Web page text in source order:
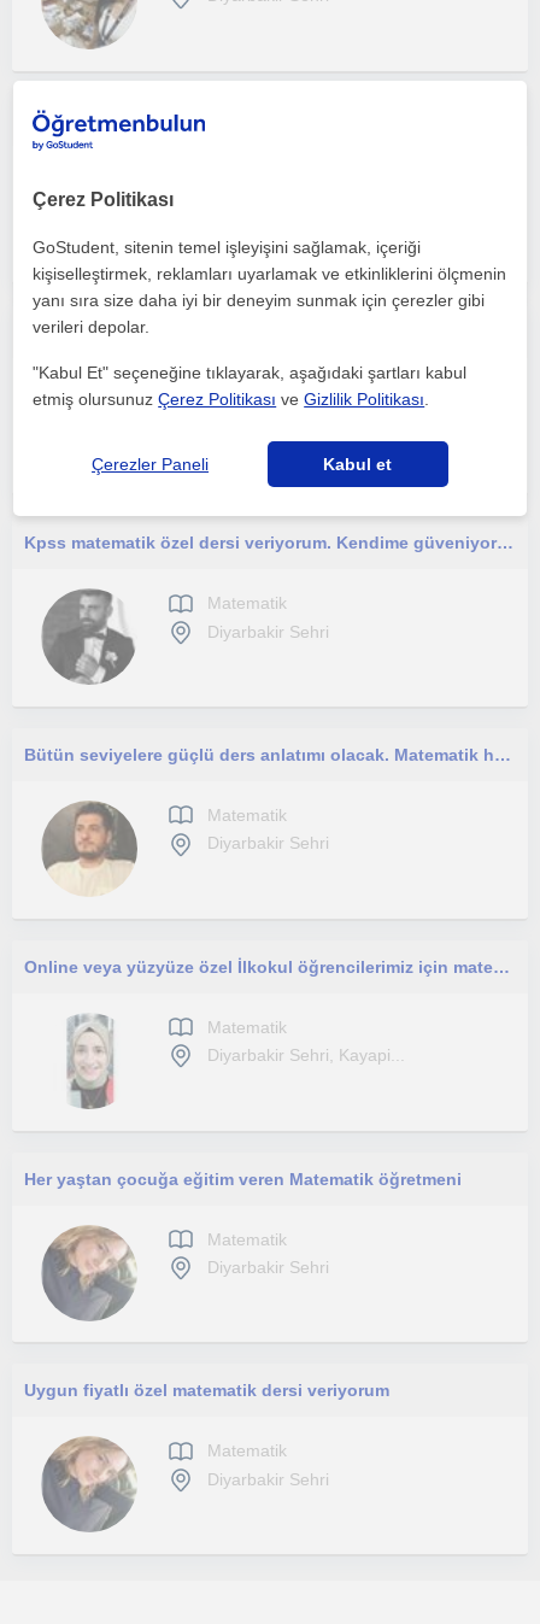
ÖZEL MATEMATİK DERSİ (Kütüphane+deneme imkanı)
Matematik
Kpss matematik özel dersi veriyorum. Kendime güveniyorum
Matematik
Diyarbakir Sehri
Bütün seviyelere güçlü ders anlatımı olacak. Matematik her zaman zevklidir.
Matematik
Diyarbakir Sehri
Online veya yüzyüze özel İlkokul öğrencilerimiz için matematik, türkçe, fen Bilgisi ve en kıymetlisi olan Kur'an'ı Kerim (tecvid, ezber ve dini bilgiler) dersleri verilir. İlk dersimiz ücretsizdir
Matematik
Diyarbakir Sehri, Kayapi...
Her yaştan çocuğa eğitim veren Matematik öğretmeni
Matematik
Diyarbakir Sehri
Uygun fiyatlı özel matematik dersi veriyorum
Matematik
Diyarbakir Sehri
Çerez Politikası
GoStudent, sitenin temel işleyişini sağlamak, içeriği
kişiselleştirmek, reklamları uyarlamak ve etkinliklerini ölçmenin
yanı sıra size daha iyi bir deneyim sunmak için çerezler gibi
verileri depolar.
"Kabul Et" seçeneğine tıklayarak, aşağıdaki şartları kabul
etmiş olursunuzÇerez Politikası veGizlilik Politikası
Çerezler Paneli Kabul et